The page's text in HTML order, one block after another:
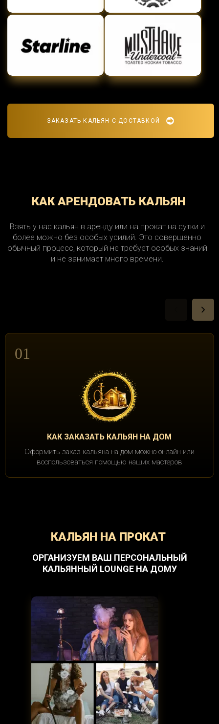
ЗАКАЗАТЬ КАЛЬЯН С ДОСТАВКОЙ
КАК АРЕНДОВАТЬ КАЛЬЯН
Взять у нас кальян в аренду или на прокат на сутки и
более можно без особых усилий. Это совершенно
обычный процесс, который не требует особых знаний
и не занимает много времени.
01
КАК ЗАКАЗАТЬ КАЛЬЯН НА ДОМ
Оформить заказ кальяна на дом можно онлайн или
воспользоваться помощью наших мастеров
КАЛЬЯН НА ПРОКАТ
ОРГАНИЗУЕМ ВАШ ПЕРСОНАЛЬНЫЙ
КАЛЬЯННЫЙ LOUNGE НА ДОМУ